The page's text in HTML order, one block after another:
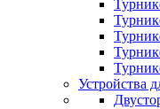
Устройства